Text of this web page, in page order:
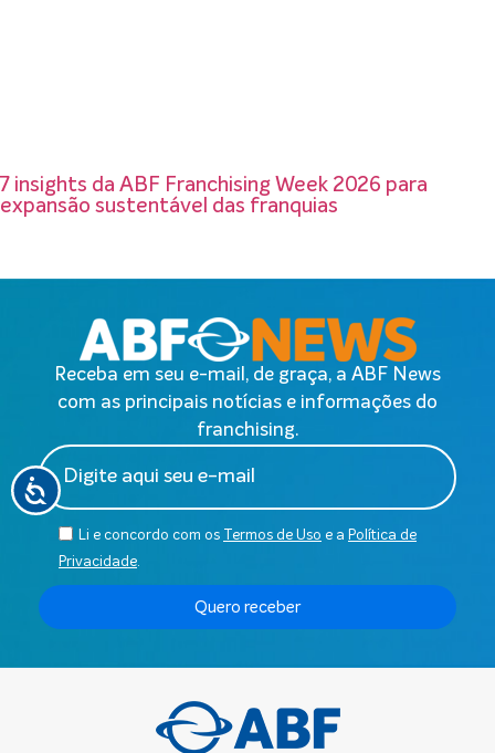
7 insights da ABF Franchising Week 2026 para
expansão sustentável das franquias
Receba em seu e-mail, de graça, a ABF News
com as principais notícias e informações do
franchising.
Li e concordo com os Termos de Uso e a Política de
Privacidade.
Quero receber